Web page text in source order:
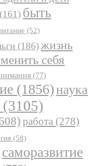
(161) быть
(52)
(186)жизнь
себя
(77)
(1856)наука
(3105)
работа (278)
(58)
саморазвитие